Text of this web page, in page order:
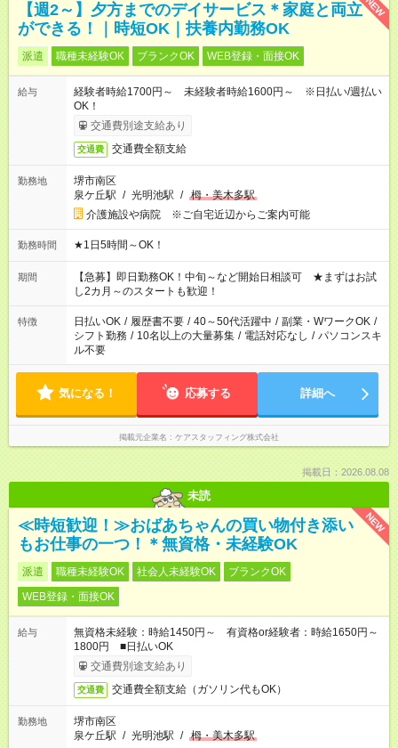
NEW
【週2～】夕方までのデイサービス＊家庭と両立
ができる！｜時短OK｜扶養内勤務OK
派遣 職種未経験OK ブランクOK WEB登録・面接OK
給与
経験者時給1700円～ 未経験者時給1600円～ ※日払い/週払い
OK！
交通費別途支給あり
交通費 交通費全額支給
勤務地
堺市南区
泉ケ丘駅 / 光明池駅 / 栂・美木多駅
介護施設や病院 ※ご自宅近辺からご案内可能
勤務時間 ★1日5時間～OK！
期間
【急募】即日勤務OK！中旬～など開始日相談可 ★まずはお試
し2カ月～のスタートも歓迎！
特徴 日払いOK / 履歴書不要 / 40～50代活躍中 / 副業・WワークOK /
シフト勤務 / 10名以上の大量募集 / 電話対応なし / パソコンスキ
ル不要
気になる！ 応募する 詳細へ
掲載元企業名 ケアスタッフィング株式会社
掲載日：2026.08.08
未読
NEW
≪時短歓迎！≫おばあちゃんの買い物付き添い
もお仕事の一つ！＊無資格・未経験OK
派遣 職種未経験OK 社会人未経験OK
ブランクOK
WEB登録・面接OK
給与
無資格未経験：時給1450円～ 有資格or経験者：時給1650円～
1800円 ■日払いOK
交通費別途支給あり
交通費 交通費全額支給（ガソリン代もOK）
勤務地
堺市南区
泉ケ丘駅 / 光明池駅 / 栂・美木多駅